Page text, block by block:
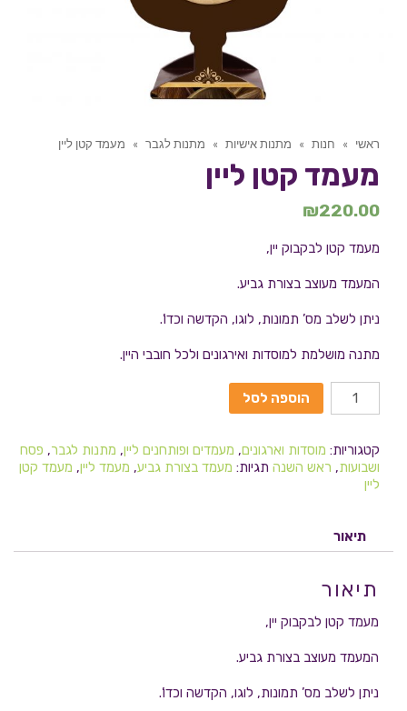
ראשי » חנות » מתנות אישיות » מתנות לגבר » מעמד קטן ליין
מעמד קטן ליין
₪220.00
מעמד קטן לבקבוק יין,
המעמד מעוצב בצורת גביע.
ניתן לשלב מס’ תמונות, לוגו, הקדשה וכדו’.
מתנה מושלמת למוסדות ואירגונים ולכל חובבי היין.
הוספה לסל
קטגוריות: מוסדות וארגונים, מעמדים ופותחנים ליין, מתנות לגבר, פסח
ושבועות, ראש השנה תגיות: מעמד בצורת גביע, מעמד ליין, מעמד קטן
ליין
תיאור
תיאור
מעמד קטן לבקבוק יין,
המעמד מעוצב בצורת גביע.
ניתן לשלב מס’ תמונות, לוגו, הקדשה וכדו’.